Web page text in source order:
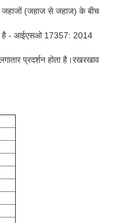
जहाजों (जहाज से जहाज) के बीच
है - आईएसओ 17357: 2014
प्रदर्शन होता है।रखरखाव